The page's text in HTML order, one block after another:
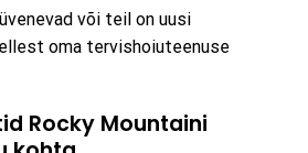
või teil on uusi
oma tervishoiuteenuse
Rocky Mountaini